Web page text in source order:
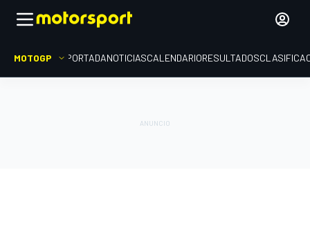
MOTOGP PORTADANOTICIASCALENDARIORESULTADOS